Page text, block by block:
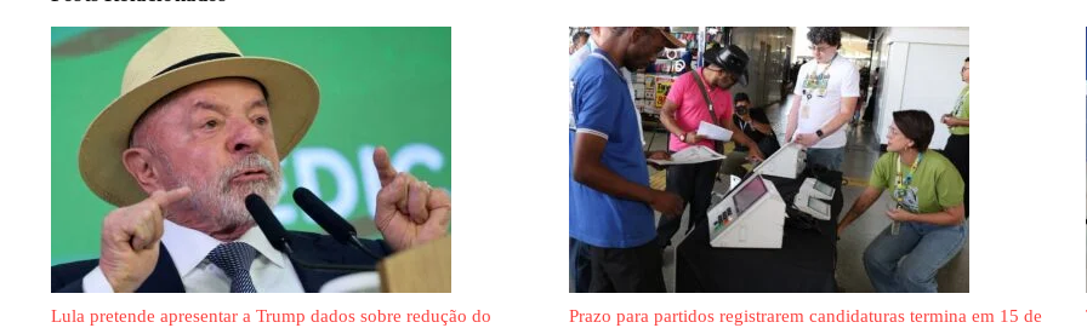
Lula pretende apresentar a Trump dados sobre redução do
Prazo para partidos registrarem candidaturas termina em 15 de